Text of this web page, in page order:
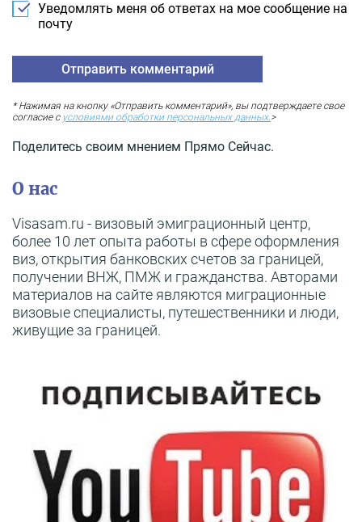
Уведомлять меня об ответах на мое сообщение на
почту
* Нажимая на кнопку «Отправить комментарий», вы подтверждаете свое
согласие с условиями обработки персональных данных.>
Поделитесь своим мнением Прямо Сейчас.
О нас
Visasam.ru - визовый эмиграционный центр,
более 10 лет опыта работы в сфере оформления
виз, открытия банковских счетов за границей,
получении ВНЖ, ПМЖ и гражданства. Авторами
материалов на сайте являются миграционные
визовые специалисты, путешественники и люди,
живущие за границей.